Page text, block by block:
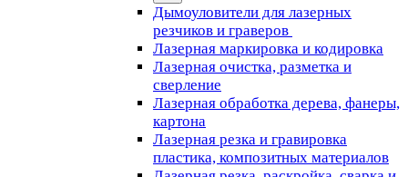
Дымоуловители для лазерных
резчиков и граверов
Лазерная маркировка и кодировка
Лазерная очистка, разметка и
сверление
Лазерная обработка дерева, фанеры,
картона
Лазерная резка и гравировка
пластика, композитных материалов